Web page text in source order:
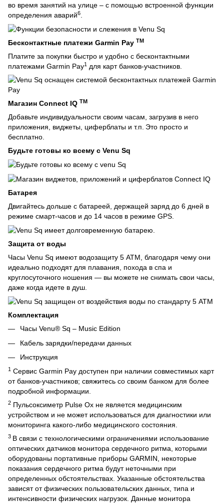
во время занятий на улице – с помощью встроенной функции
определения аварий6
Бесконтактные платежи Garmin Pay TM
Платите за покупки быстро и удобно с бесконтактными
платежами Garmin Pay1 для карт банков-участников.
Магазин Connect IQ TM
Добавьте индивидуальности своим часам, загрузив в него
приложения, виджеты, циферблаты и т.п. Это просто и
бесплатно.
Будьте готовы ко всему с Venu Sq
Батарея
Двигайтесь дольше с батареей, держащей заряд до 6 дней в
режиме смарт-часов и до 14 часов в режиме GPS.
Защита от воды
Часы Venu Sq имеют водозащиту 5 ATM, благодаря чему они
идеально подходят для плавания, похода в спа и
круглосуточного ношения — вы можете не снимать свои часы,
даже когда идете в душ.
Комплектация
Часы Venu® Sq – Music Edition
Кабель зарядки/передачи данных
Инструкция
1 Сервис Garmin Pay доступен при наличии совместимых карт
от банков-участников; свяжитесь со своим банком для более
подробной информации.
2 Пульсоксиметр Pulse Ox не является медицинским
устройством и не может использоваться для диагностики или
мониторинга какого-либо медицинского состояния.
3 В связи с технологическими ограничениями использование
оптических датчиков монитора сердечного ритма, которыми
оборудованы портативные приборы GARMIN, некоторые
показания сердечного ритма будут неточными при
определенных обстоятельствах. Указанные обстоятельства
зависят от физических пользовательских данных, типа и
интенсивности физических нагрузок. Данные монитора